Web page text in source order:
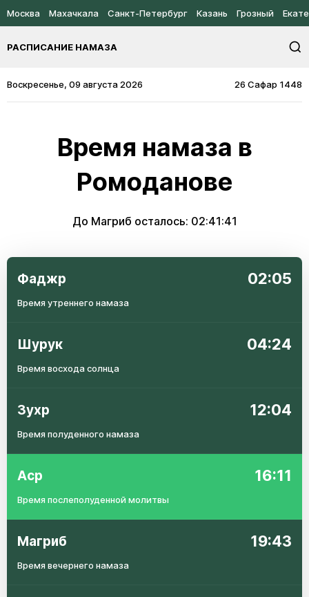
Москва Махачкала Санкт-Петербург Казань Грозный
РАСПИСАНИЕ НАМАЗА
Воскресенье, 09 августа 2026 26 Сафар 1448
Время намаза в
Ромоданове
До Магриб осталось: 02:41:41
Фаджр 02:05
Время утреннего намаза
Шурук 04:24
Время восхода солнца
Зухр 12:04
Время полуденного намаза
Аср 16:11
Время послеполуденной молитвы
Магриб 19:43
Время вечернего намаза